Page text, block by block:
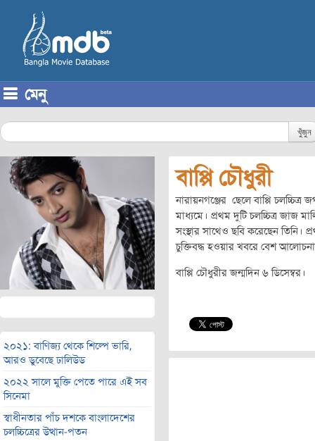
মেনু
খুঁজুন
২০২১: বাণিজ্য থেকে শিল্পে ভারি,
আরও ডুবেছে ঢালিউড
২০২২ সালে মুক্তি পেতে পারে এই সব
সিনেমা
স্বাধীনতার পাঁচ দশকে বাংলাদেশের
চলচ্চিত্রের উত্থান-পতন
বাপ্পি চৌধুরী
নারায়নগঞ্জের ছেলে বাপ্পি
মাধ্যমে। প্রথম দুটি চলচ্চিত্র জাজ
সংস্থার সাথেও ছবি করেছেন তিনি।
চুক্তিবদ্ধ হওয়ার খবরে বেশ
বাপ্পি চৌধুরীর জন্মদিন ৬ ডিসেম্বর।